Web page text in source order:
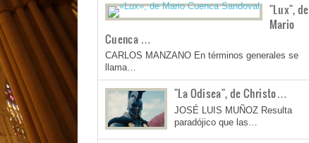
"Lux", de
Mario
Cuenca …
CARLOS MANZANO En términos generales se
llama…
"La Odisea", de Christo…
JOSÉ LUIS MUÑOZ Resulta
paradójico que las…